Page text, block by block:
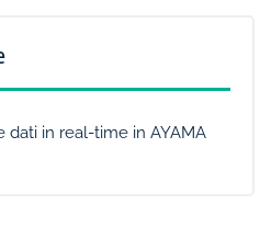
dati in real-time in AYAMA